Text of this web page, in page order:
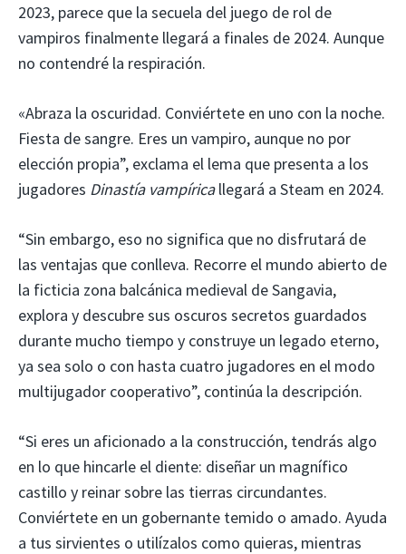
2023, parece que la secuela del juego de rol de
vampiros finalmente llegará a finales de 2024. Aunque
no contendré la respiración.
«Abraza la oscuridad. Conviértete en uno con la noche.
Fiesta de sangre. Eres un vampiro, aunque no por
elección propia”, exclama el lema que presenta a los
jugadores Dinastía vampíricallegará a Steam en 2024.
“Sin embargo, eso no significa que no disfrutará de
las ventajas que conlleva. Recorre el mundo abierto de
la ficticia zona balcánica medieval de Sangavia,
explora y descubre sus oscuros secretos guardados
durante mucho tiempo y construye un legado eterno,
ya sea solo o con hasta cuatro jugadores en el modo
multijugador cooperativo”, continúa la descripción.
“Si eres un aficionado a la construcción, tendrás algo
en lo que hincarle el diente: diseñar un magnífico
castillo y reinar sobre las tierras circundantes.
Conviértete en un gobernante temido o amado. Ayuda
a tus sirvientes o utilízalos como quieras, mientras